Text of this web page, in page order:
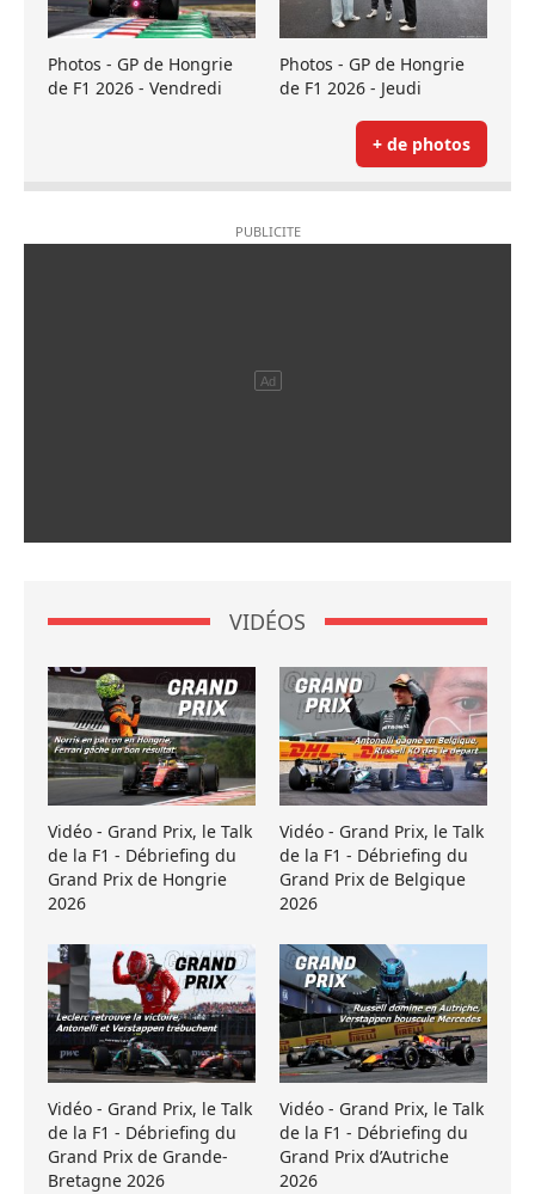
Photos - GP de Hongrie
de F1 2026 - Vendredi
Photos - GP de Hongrie
de F1 2026 - Jeudi
+ de photos
VIDÉOS
Vidéo - Grand Prix, le Talk
de la F1 - Débriefing du
Grand Prix de Hongrie
2026
Vidéo - Grand Prix, le Talk
de la F1 - Débriefing du
Grand Prix de Belgique
2026
Vidéo - Grand Prix, le Talk
de la F1 - Débriefing du
Grand Prix de Grande-
Bretagne 2026
Vidéo - Grand Prix, le Talk
de la F1 - Débriefing du
Grand Prix d’Autriche
2026